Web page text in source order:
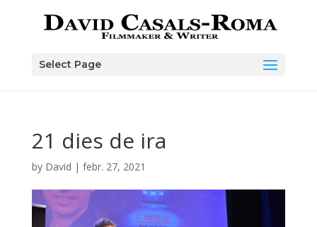
Select Page
21 dies de ira
by David | febr. 27, 2021